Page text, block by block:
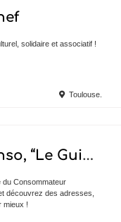
solidaire et associatif !
Toulouse.
Docteur Conso, “Le Guide du Consommateur Repsonasble”
du Consommateur
découvrez des adresses,
mieux !